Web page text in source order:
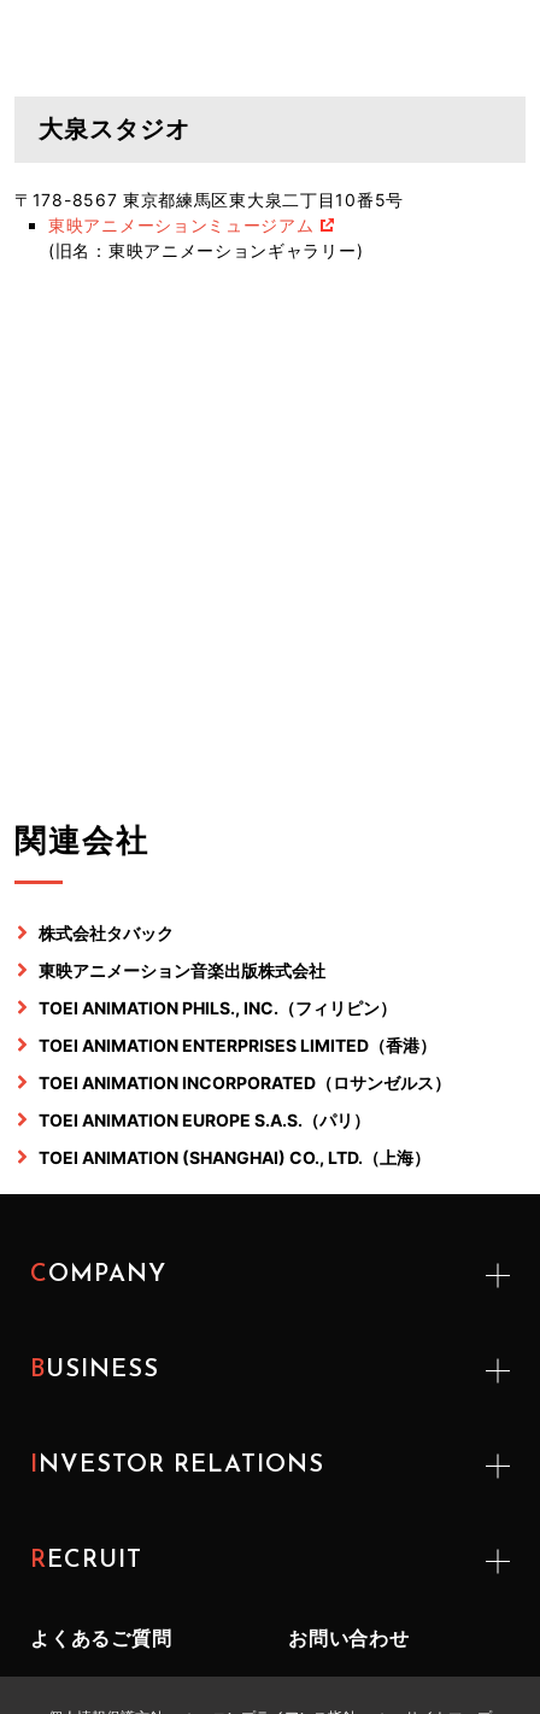
大泉スタジオ
〒178-8567 東京都練馬区東大泉二丁目10番5号
東映アニメーションミュージアム
(旧名：東映アニメーションギャラリー)
関連会社
株式会社タバック
東映アニメーション音楽出版株式会社
TOEI ANIMATION PHILS., INC.（フィリピン）
TOEI ANIMATION ENTERPRISES LIMITED（香港）
TOEI ANIMATION INCORPORATED（ロサンゼルス）
TOEI ANIMATION EUROPE S.A.S.（パリ）
TOEI ANIMATION (SHANGHAI) CO., LTD.（上海）
COMPANY
BUSINESS
INVESTOR RELATIONS
RECRUIT
よくあるご質問 お問い合わせ